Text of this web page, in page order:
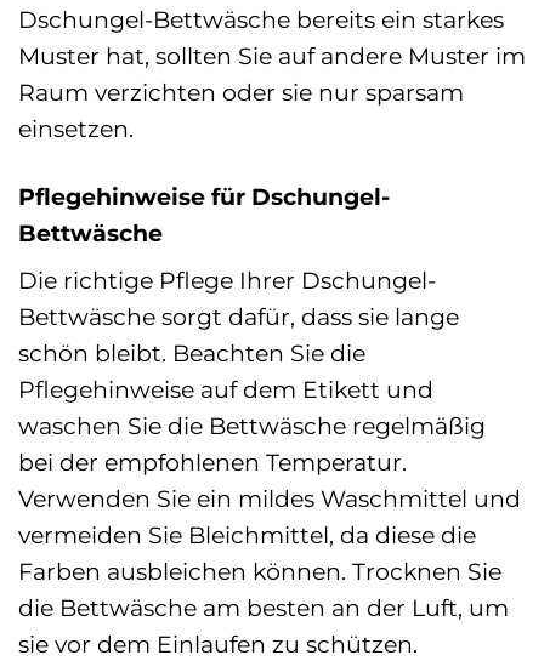
Dschungel-Bettwäsche bereits ein starkes
Muster hat, sollten Sie auf andere Muster im
Raum verzichten oder sie nur sparsam
einsetzen.
Pflegehinweise für Dschungel-
Bettwäsche
Die richtige Pflege Ihrer Dschungel-
Bettwäsche sorgt dafür, dass sie lange
schön bleibt. Beachten Sie die
Pflegehinweise auf dem Etikett und
waschen Sie die Bettwäsche regelmäßig
bei der empfohlenen Temperatur.
Verwenden Sie ein mildes Waschmittel und
vermeiden Sie Bleichmittel, da diese die
Farben ausbleichen können. Trocknen Sie
die Bettwäsche am besten an der Luft, um
sie vor dem Einlaufen zu schützen.